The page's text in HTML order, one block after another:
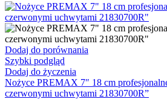
Dodaj do porównania
Szybki podgląd
Dodaj do życzenia
Nożyce PREMAX 7″ 18 cm
czerwonymi uchwytami 21830700R”